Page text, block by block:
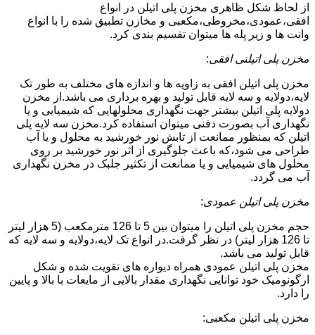
از لحاظ شکل ظاهری مخزن پلی اتیلن در انواع
افقی،عمودی،مخروطی،مکعبی و مخازن تطبیق شده را با انواع
وانت ها و زیر پله ها میتوان تقسیم بندی کرد.
مخزن پلی اتیلنی افقی:
مخزن پلی اتیلن افقی به زاویه ها و اندازه های مختلف به طور تک
لایه،دولایه و سه لایه قابل تولید و بهره برداری می باشد.از مخزن
دولایه پلی اتیلن بیشتر جهت نگهداری محلولهایی که شیمیایی و یا
نگهداری آب بصورت دفنی میتوان استفاده کرد.مخزن سه لایه پلی
اتیلن که بمنظور ممانعت از تابش نور خورشید به محلول و یا آب
طراحی می شود،که باعث جلوگیری از اثر نور خورشید بر روی
محلول های شیمیایی و یا ممانعت از تکثیر جلبک در مخزن نگهداری
آب می گردد.
مخزن پلی اتیلن عمودی:
حجم مخزن پلی اتیلن را میتوان بین 5 تا 126 مترمکعب (5 هزار لیتر
تا 126 هزار لیتر) در نظر گرفت.در انواع تک لایه،دولایه و سه لایه که
قابل تولید می باشد.
مخزن پلی اتیلن عمودی همراه دیواره های تقویت شده و شکل
ارگونومیک خود توانایی نگهداری مقدار بالایی از مایعات با بالا و پایین
را دارد.
مخزن پلی اتیلن مکعبی: